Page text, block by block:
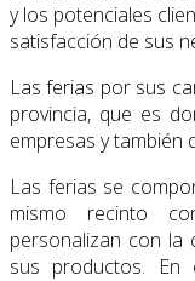
y los potenciales
satisfacción de sus
Las ferias por sus
provincia, que es
empresas y también
Las ferias se
mismo recinto
personalizan con la
sus productos.